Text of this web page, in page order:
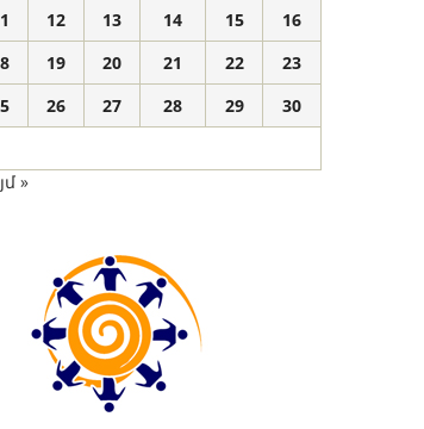
12 13 14 15
16
19 20 21 22
23
26 27 28 29
30
»